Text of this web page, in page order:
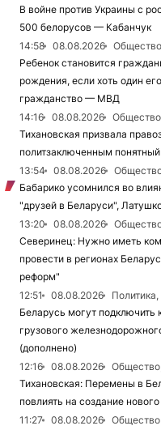
В войне против Украины с
500 белорусов — Кабанчук
14:58
08.08.2026
Общество
Ребенок становится
рождения, если хоть один
гражданство — МВД
14:16
08.08.2026
Тихановская призвала
политзаключенным
13:54
08.08.2026
Бабарико усомнился во
"друзей в Беларуси",
13:20
08.08.2026
Северинец: Нужно иметь
провести в регионах
реформ"
12:51
08.08.2026
Беларусь могут подключить
грузового
(дополнено)
12:16
08.08.2026
Тихановская: Перемены в
повлиять на создание
11:27
08.08.2026
Общество